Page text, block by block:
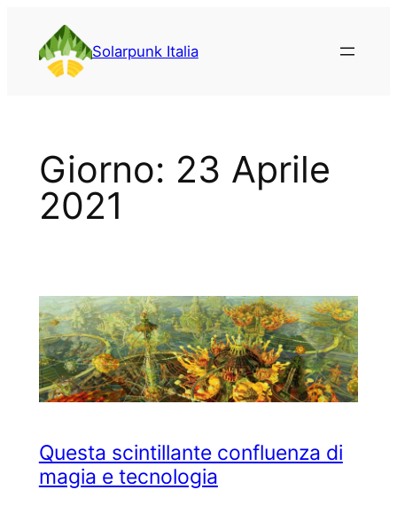
contenuto
Solarpunk Italia
Giorno: 23 Aprile
2021
Questa scintillante confluenza di
magia e tecnologia